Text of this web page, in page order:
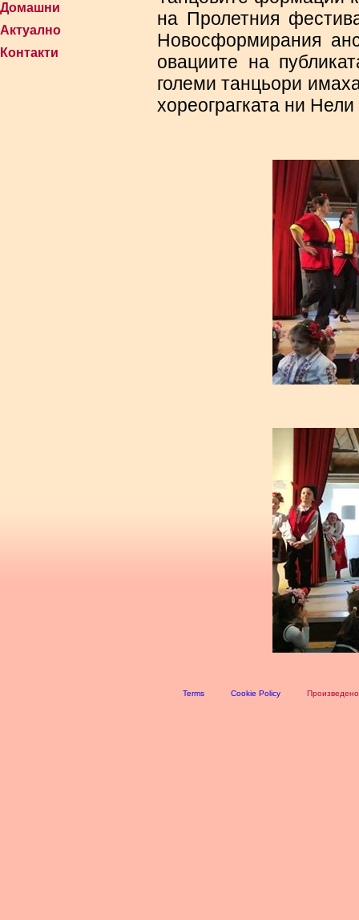
Домашни
Актуално
Контакти
на Пролетния
Новосформирания
овациите на
големи танцьори
хореограгката ни
Terms Cookie Policy